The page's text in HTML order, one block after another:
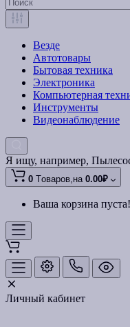
Везде
Автотовары
Бытовая техника
Электроника
Компьютерная
Инструменты
Видеонаблюдение
Я ищу, например,
0 Tоваров,на 0.00₽
Ваша корзина пуста!
Личный кабинет